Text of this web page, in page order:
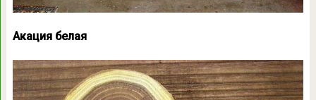
Акация белая